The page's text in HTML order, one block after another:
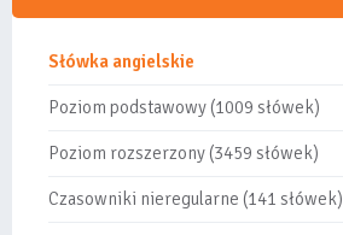
Słówka angielskie
Poziom podstawowy (1009 słówek)
Poziom rozszerzony (3459 słówek)
Czasowniki nieregularne (141 słówek)